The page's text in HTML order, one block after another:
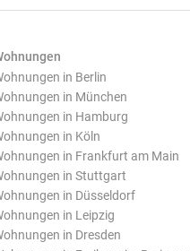
in Berlin
in München
in Hamburg
in Köln
in Frankfurt am Main
in Stuttgart
in Düsseldorf
in Leipzig
in Dresden